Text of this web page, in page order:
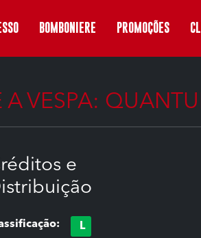
BOMBONIERE PROMOÇÕES
VESPA:
e
L